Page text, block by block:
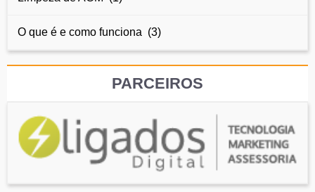
O que é e como funciona (3)
PARCEIROS